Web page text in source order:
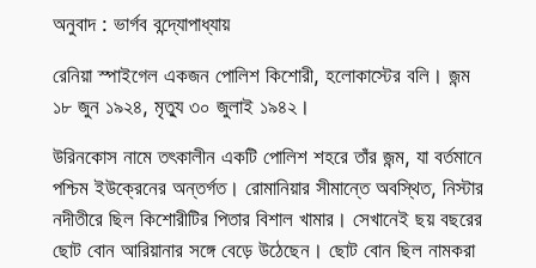
অনুবাদ : ভার্গব বন্দ্যোপাধ্যায়
রেনিয়া স্পাইগেল একজন পোলিশ কিশোরী, হলোকাস্টের বলি। জন্ম
১৮ জুন ১৯২৪, মৃত্যু ৩০ জুলাই ১৯৪২।
উরিনকোস নামে তৎকালীন একটি পোলিশ শহরে তাঁর জন্ম, যা বর্তমানে
পশ্চিম ইউক্রেনের অন্তর্গত। রোমানিয়ার সীমান্তে অবস্থিত, নিস্টার
নদীতীরে ছিল কিশোরীটির পিতার বিশাল খামার। সেখানেই ছয় বছরের
ছোট বোন আরিয়ানার সঙ্গে বেড়ে উঠেছেন। ছোট বোন ছিল নামকরা